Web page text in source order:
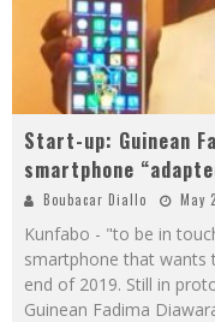
Start-up: Guinean
smartphone
Boubacar Diallo May
Kunfabo - "to be in
smartphone that wants
end of 2019. Still in
Guinean Fadima